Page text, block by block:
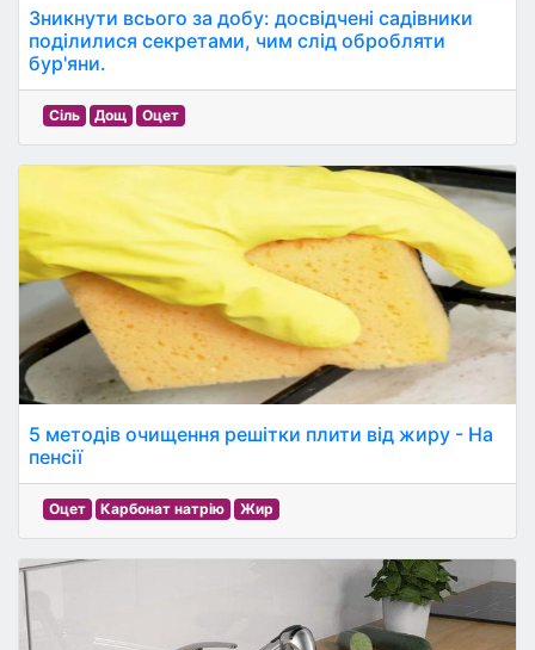
Зникнути всього за добу: досвідчені садівники
поділилися секретами, чим слід обробляти
бур'яни.
Сіль Дощ Оцет
5 методів очищення решітки плити від жиру - На
пенсії
Оцет Карбонат натрію Жир